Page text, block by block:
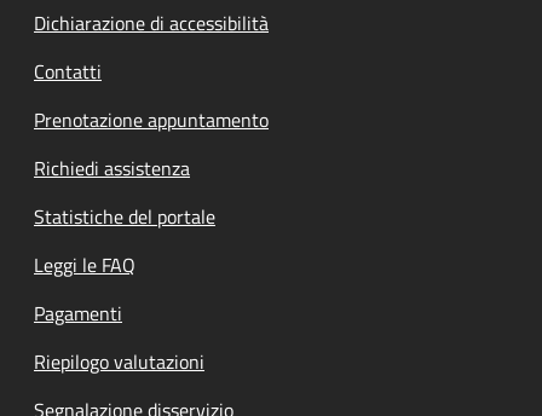
Dichiarazione di accessibilità
Contatti
Prenotazione appuntamento
Richiedi assistenza
Statistiche del portale
Leggi le FAQ
Pagamenti
Riepilogo valutazioni
Segnalazione disservizio